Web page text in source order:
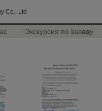
Co., Ltd
Экскурсия по заводу
>>